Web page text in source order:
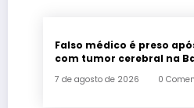
Falso médico é preso
com tumor cerebral na
7 de agosto de 2026 0